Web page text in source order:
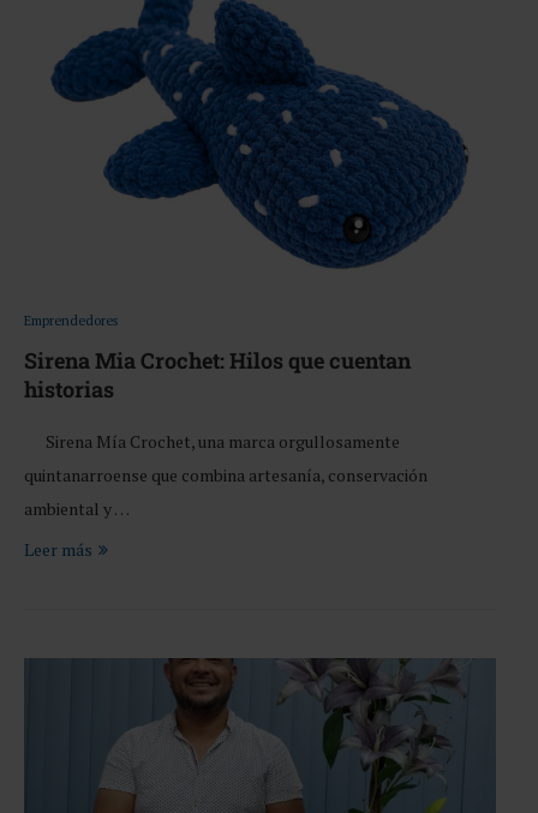
Emprendedores
Sirena Mia Crochet: Hilos que cuentan
historias
Sirena Mía Crochet, una marca orgullosamente
quintanarroense que combina artesanía, conservación
ambiental y …
Leer más